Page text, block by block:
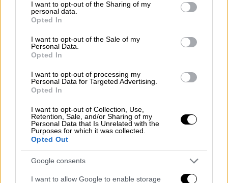
not limited to your visit or usage behaviour. You may click to
grant or deny consent to Google and its third-party tags to
use your data for below specified purposes in below Google
consent section.
I want to opt-out of the Sharing of my
personal data.
Opted In
I want to opt-out of the Sale of my
Personal Data.
Opted In
I want to opt-out of processing my
Personal Data for Targeted Advertising.
Opted In
I want to opt-out of Collection, Use,
Retention, Sale, and/or Sharing of my
Personal Data that Is Unrelated with the
Purposes for which it was collected.
Opted Out
Google consents
I want to allow Google to enable storage
Ο βομβαρδισμός είχε στόχο, σύμφωνα με
ιατρική πηγή στη Γάζα, «
αστυνομίας».
40.738 νεκροί από τον Οκτώβριο του
2023
Από την πλευρά του, ο
ανακοίνωσε πως έβαλε στο στόχαστρο
«τρομοκράτες της Χαμάς, που επιχειρούσαν
σε κέντρο ελέγχου στη ζώνη όπου
προηγουμένως βρισκόταν το σχολείο
Σαφάντ».